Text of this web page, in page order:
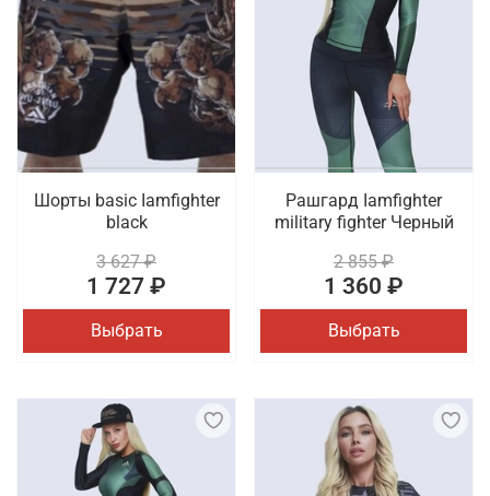
Шорты basic Iamfighter
black
3 627 ₽
1 727 ₽
Выбрать
Рашгард Iamfighter
military fighter Черный
2 855 ₽
1 360 ₽
Выбрать